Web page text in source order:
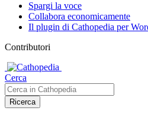
Spargi la voce
Collabora economicamente
Il plugin di Cathopedia per
Contributori
Cerca
Ricerca